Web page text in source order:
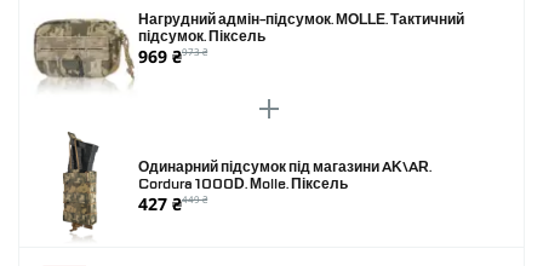
Нагрудний адмін-підсумок. MOLLE. Тактичний
підсумок. Піксель
969 ₴973 ₴
Одинарний підсумок під магазини AK\AR.
Cordura 1000D. Molle. Піксель
427 ₴449 ₴